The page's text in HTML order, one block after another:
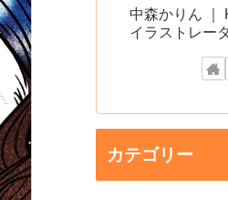
中森かりん ｜
イラストレー
カテゴリー